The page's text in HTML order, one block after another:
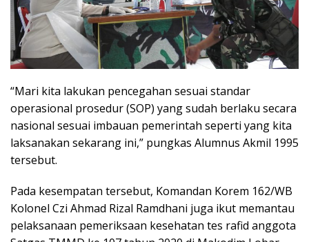
“Mari kita lakukan pencegahan sesuai standar
operasional prosedur (SOP) yang sudah berlaku secara
nasional sesuai imbauan pemerintah seperti yang kita
laksanakan sekarang ini,” pungkas Alumnus Akmil 1995
tersebut.
Pada kesempatan tersebut, Komandan Korem 162/WB
Kolonel Czi Ahmad Rizal Ramdhani juga ikut memantau
pelaksanaan pemeriksaan kesehatan tes rafid anggota